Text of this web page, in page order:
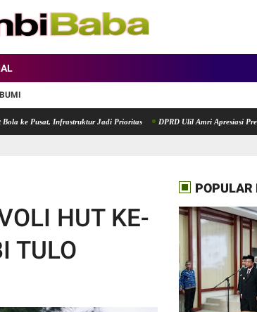
Infrastruktur Jadi Prioritas DPRD Ulil Amri Apresiasi Prestasi
HUT KE-
TULO
POPULAR